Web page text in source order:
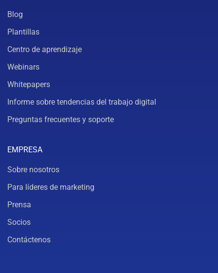
Blog
Plantillas
Centro de aprendizaje
Webinars
Whitepapers
Informe sobre tendencias del trabajo digital
Preguntas frecuentes y soporte
EMPRESA
Sobre nosotros
Para líderes de marketing
Prensa
Socios
Contáctenos